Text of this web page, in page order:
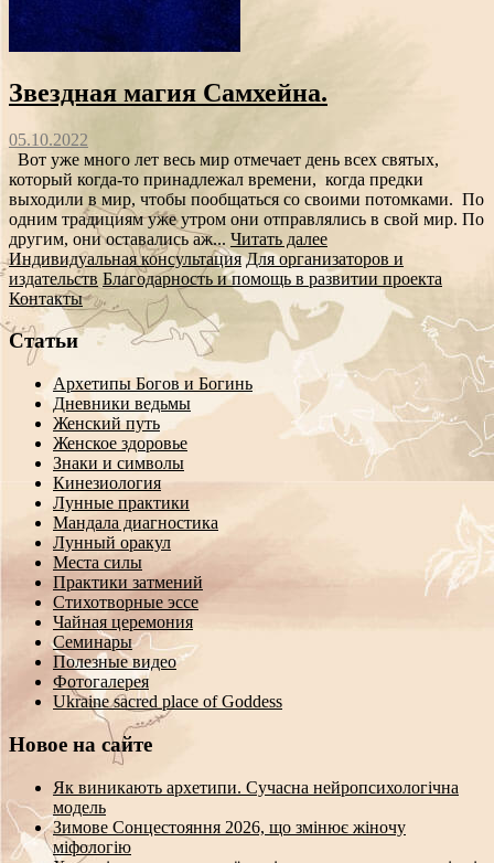
Звездная магия Самхейна.
05.10.2022
Вот уже много лет весь мир отмечает день всех святых,
который когда-то принадлежал времени, когда предки
выходили в мир, чтобы пообщаться со своими потомками. По
одним традициям уже утром они отправлялись в свой мир. По
другим, они оставались аж... Читать далее
Индивидуальная консультация Для организаторов и
издательств Благодарность и помощь в развитии проекта
Контакты
Статьи
Архетипы Богов и Богинь
Дневники ведьмы
Женский путь
Женское здоровье
Знаки и символы
Кинезиология
Лунные практики
Мандала диагностика
Лунный оракул
Места силы
Практики затмений
Стихотворные эссе
Чайная церемония
Семинары
Полезные видео
Фотогалерея
Ukraine sacred place of Goddess
Новое на сайте
Як виникають архетипи. Сучасна нейропсихологічна
модель
Зимове Сонцестояння 2026, що змінює жіночу
міфологію